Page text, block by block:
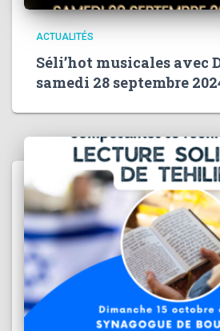
ACTUALITÉS
Séli’hot musicales avec
samedi 28 septembre